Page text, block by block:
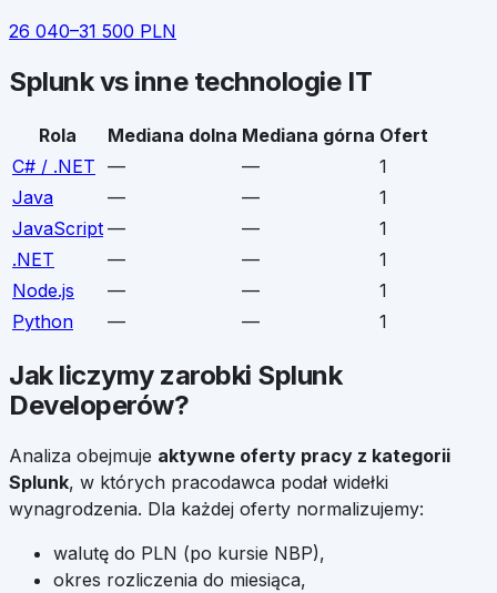
26 040–31 500 PLN
Splunkvs inne technologie IT
Rola Mediana dolna Mediana górna Ofert
C# / .NET — —
1
Java
— —
1
JavaScript — —
1
.NET
— —
1
Node.js
— —
1
Python
— — 1
Jak liczymy zarobki Splunk
Developerów?
Analiza obejmuje aktywne oferty pracy z kategorii
Splunk, w których pracodawca podał widełki
wynagrodzenia. Dla każdej oferty normalizujemy:
walutę do PLN (po kursie NBP),
okres rozliczenia do miesiąca,